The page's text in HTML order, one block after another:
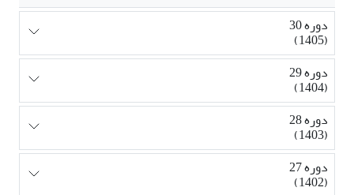
دوره 30
(1405)
دوره 29
(1404)
دوره 28
(1403)
دوره 27
(1402)